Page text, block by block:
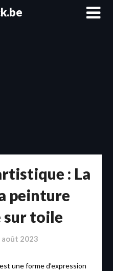
: La
peinture
sur toile
août 2023
une forme d’expression